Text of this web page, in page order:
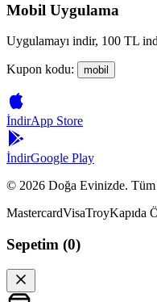
Mobil Uygulama
Uygulamayı indir, 100 TL
Kupon kodu: mobil
İndirApp Store
İndirGoogle Play
© 2026 Doğa Evinizde. Tüm
MastercardVisaTroyKapıda
Sepetim (0)